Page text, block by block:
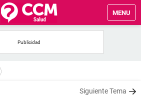
MENU
Siguiente Tema